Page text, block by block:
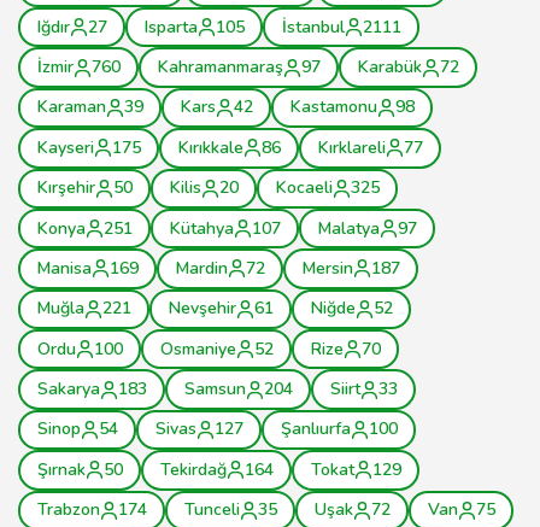
Iğdır
27 Isparta 105 İstanbul
2111
İzmir
760 Kahramanmaraş 97 Karabük
72
Karaman
39 Kars 42 Kastamonu
98
Kayseri
175 Kırıkkale 86 Kırklareli
77
Kırşehir
50 Kilis 20 Kocaeli
325
Konya
251 Kütahya 107 Malatya
97
Manisa
169 Mardin 72 Mersin
187
Muğla
221 Nevşehir 61 Niğde
52
Ordu
100 Osmaniye 52 Rize
70
Sakarya
183 Samsun 204 Siirt
33
Sinop
54 Sivas 127 Şanlıurfa
100
Şırnak
50 Tekirdağ 164 Tokat
129
Trabzon
174 Tunceli 35 Uşak 72 Van
75